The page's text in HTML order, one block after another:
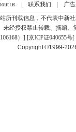
us| 联系我们 |
广
所刊载信息，不代表中新
未经授权禁止转载、摘编、
） ] [京ICP证040655号]
Copyright ©1999-